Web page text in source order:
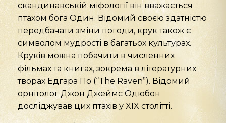
скандинавській міфології він вважається
птахом бога Один. Відомий своєю здатністю
передбачати зміни погоди, крук також є
символом мудрості в багатьох культурах.
Круків можна побачити в численних
фільмах та книгах, зокрема в літературних
творах Едгара По (“The Raven”). Відомий
орнітолог Джон Джеймс Одюбон
досліджував цих птахів у XIX столітті.